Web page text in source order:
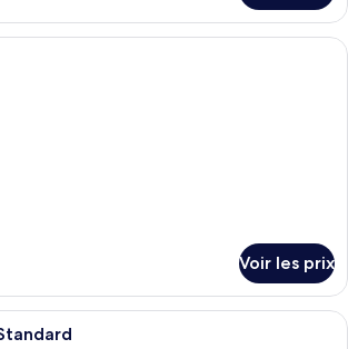
Une chambre d’hôtel avec un
Voir les prix
Une chambre d’hôtel avec deux lits,